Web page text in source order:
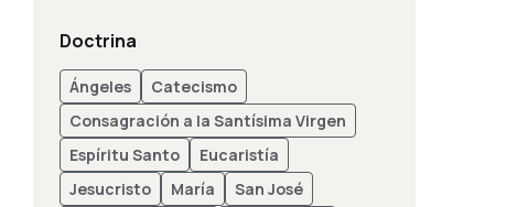
Doctrina
Ángeles
Catecismo
Consagración a la Santísima Virgen
Espíritu Santo
Eucaristía
Jesucristo
María
San José